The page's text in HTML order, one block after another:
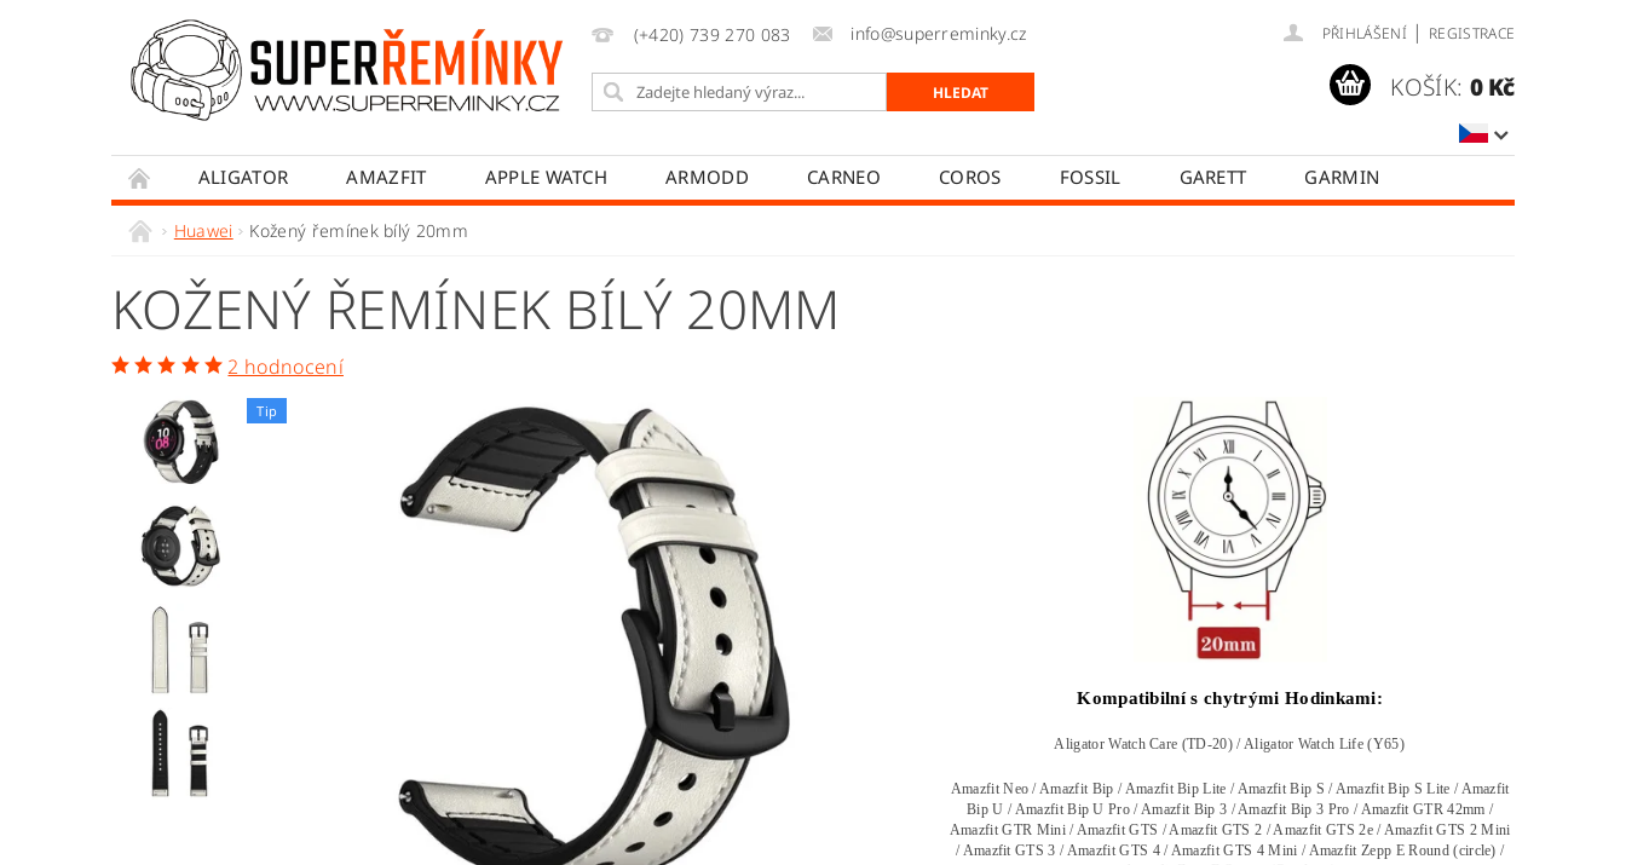
(+420) 739 270 083 info@superreminky.cz PŘIHLÁŠENÍ | REGISTRACE
KOŠÍK: 0 Kč
ALIGATOR AMAZFIT APPLE WATCH ARMODD CARNEO COROS FOSSIL GARETT
GARMIN
HONOR
HUAWEI MADVELL
OBCHODNÍ PODMÍNKY
JAK NAKUPOVAT JAK REKLAMOVAT JAK ODSTOUPIT OD SMLOUVY
Huawei Kožený řemínek bílý 20mm
KOŽENÝ ŘEMÍNEK BÍLÝ 20MM
2 hodnocení
Tip
Kompatibilní s chytrými Hodinkami:
Aligator Watch Care (TD-20) / Aligator Watch Life (Y65)
Amazfit Neo / Amazfit Bip / Amazfit Bip Lite / Amazfit Bip S / Amazfit Bip S Lite / Amazfit
Bip U / Amazfit Bip U Pro / Amazfit Bip 3 / Amazfit Bip 3 Pro / Amazfit GTR 42mm /
Amazfit GTR Mini / Amazfit GTS / Amazfit GTS 2 / Amazfit GTS 2e / Amazfit GTS 2 Mini
/ Amazfit GTS 3 / Amazfit GTS 4 / Amazfit GTS 4 Mini / Amazfit Zepp E Round (circle) /